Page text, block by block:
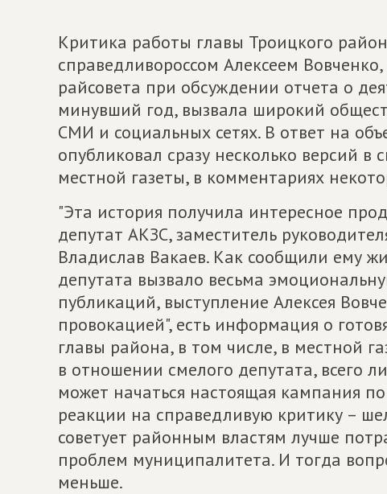
Критика работы главы Троицкого
справедливороссом Алексеем
райсовета при обсуждении отчета о
минувший год, вызвала широкий
СМИ и социальных сетях. В ответ на
опубликовал сразу несколько версий
местной газеты, в комментариях
"Эта история получила интересное
депутат АКЗС, заместитель
Владислав Вакаев. Как сообщили ему
депутата вызвало весьма
публикаций, выступление Алексея
провокацией", есть информация о
главы района, в том числе, в местной
в отношении смелого депутата, всего
может начаться настоящая кампания
реакции на справедливую критику –
советует районным властям лучше
проблем муниципалитета. И тогда
меньше.